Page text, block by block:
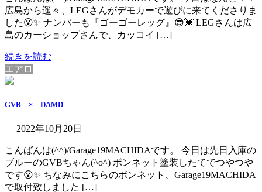
広島から遥々、LEGさんがデモカーで遊びに来てくださりま
した😮✨ ナンバーも『ゴーゴーレッグ』😎💓 LEGさんは広
島のカーショップさんで、カッコイ […]
続きを読む
エアロ
GVB × DAMD
2022年10月20日
こんばんは(^^)/Garage19MACHIDAです。 今日は先日入庫の
ブルーのGVBちゃん(^o^) ボンネット塗装したてでつやつや
です😮✨ ちなみにこちらのボンネット、Garage19MACHIDA
で取付致しました […]